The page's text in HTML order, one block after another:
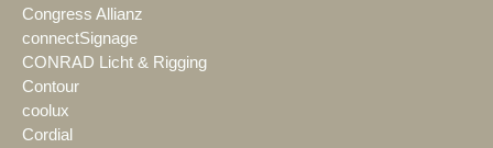
Congress Allianz
connectSignage
CONRAD Licht & Rigging
Contour
coolux
Cordial